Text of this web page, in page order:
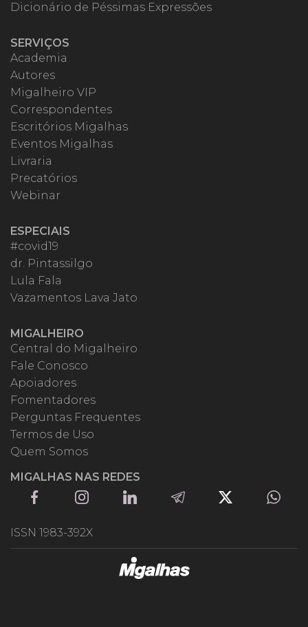
Dicionário de Péssimas Expressões
SERVIÇOS
Academia
Autores
Migalheiro VIP
Correspondentes
Escritórios Migalhas
Eventos Migalhas
Livraria
Precatórios
Webinar
ESPECIAIS
#covid19
dr. Pintassilgo
Lula Fala
Vazamentos Lava Jato
MIGALHEIRO
Central do Migalheiro
Fale Conosco
Apoiadores
Fomentadores
Perguntas Frequentes
Termos de Uso
Quem Somos
MIGALHAS NAS REDES
ISSN 1983-392X